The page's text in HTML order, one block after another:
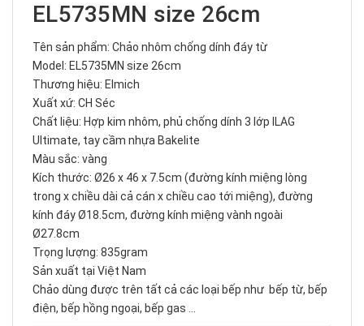
EL5735MN size 26cm
Tên sản phẩm: Chảo nhôm chống dính đáy từ
Model: EL5735MN size 26cm
Thương hiệu: Elmich
Xuất xứ: CH Séc
Chất liệu: Hợp kim nhôm, phủ chống dính 3 lớp ILAG
Ultimate, tay cầm nhựa Bakelite
Màu sắc: vàng
Kích thước: Ø26 x 46 x 7.5cm (đường kính miệng lòng
trong x chiều dài cả cán x chiều cao tới miệng), đường
kính đáy Ø18.5cm, đường kính miệng vành ngoài
Ø27.8cm
Trọng lượng: 835gram
Sản xuất tại Việt Nam
Chảo dùng được trên tất cả các loại bếp như bếp từ, bếp
điện, bếp hồng ngoại, bếp gas ...